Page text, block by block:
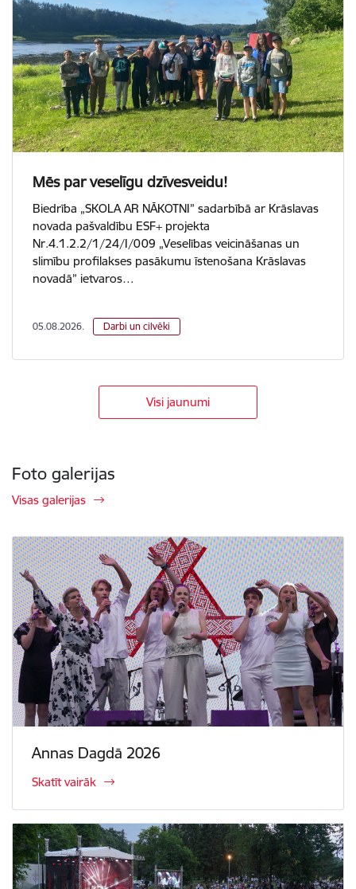
Mēs par veselīgu dzīvesveidu!
Biedrība „SKOLA AR NĀKOTNI” sadarbībā ar Krāslavas
novada pašvaldību ESF+ projekta
Nr.4.1.2.2/1/24/I/009 „Veselības veicināšanas un
slimību profilakses pasākumu īstenošana Krāslavas
novadā” ietvaros…
05.08.2026. Darbi un cilvēki
Visi jaunumi
Foto galerijas
Visas galerijas
Annas Dagdā 2026
Skatīt vairāk